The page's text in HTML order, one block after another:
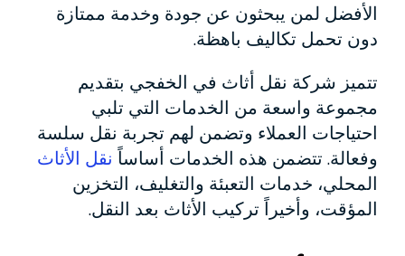
الأفضل لمن يبحثون عن جودة وخدمة ممتازة
دون تحمل تكاليف باهظة.
تتميز شركة نقل أثاث في الخفجي بتقديم
مجموعة واسعة من الخدمات التي تلبي
احتياجات العملاء وتضمن لهم تجربة نقل سلسة
وفعالة. تتضمن هذه الخدمات أساساً نقل الأثاث
المحلي، خدمات التعبئة والتغليف، التخزين
المؤقت، وأخيراً تركيب الأثاث بعد النقل.